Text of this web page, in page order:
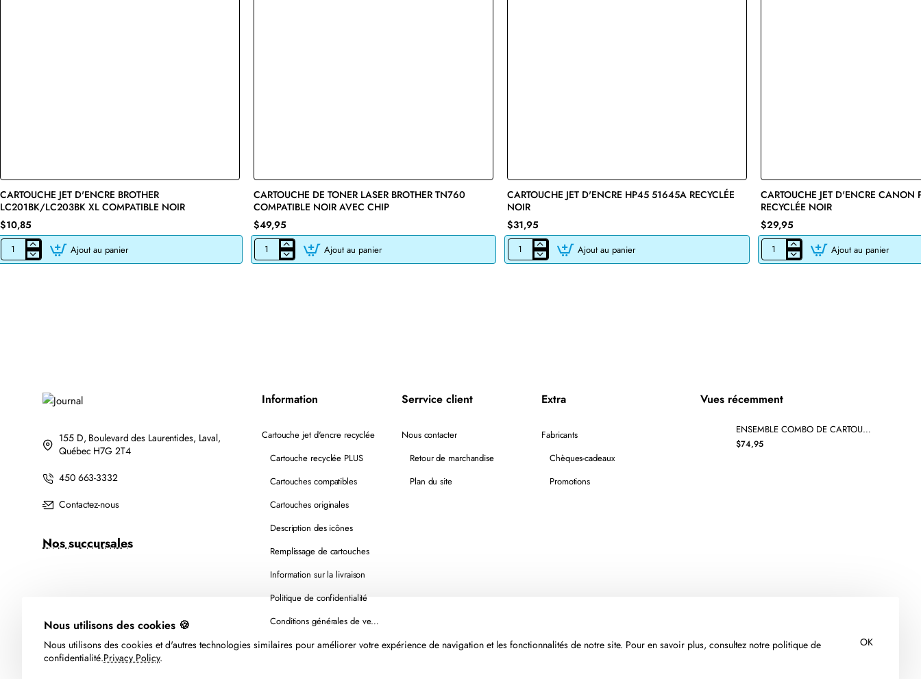
Nous utilisons des cookies 🍪
Nous utilisons des cookies et d'autres technologies similaires pour améliorer votre expérience de navigation et les fonctionnalités de notre site. Pour en savoir plus, consultez notre politique de
confidentialité.Privacy Policy.
OK
CARTOUCHE JET D'ENCRE BROTHER
LC201BK/LC203BK XL COMPATIBLE NOIR
$10,85
CARTOUCHE
JET
Ajout au panier
🔥 Bestseller
CARTOUCHE DE TONER LASER BROTHER TN760
COMPATIBLE NOIR AVEC CHIP
$49,95
CARTOUCHE
DE
Ajout au panier
🔥 Bestseller
CARTOUCHE JET D'ENCRE HP45 51645A RECYCLÉE
NOIR
$31,95
CARTOUCHE
JET
Ajout au panier
CARTOUCHE JET D'ENCRE CANON
RECYCLÉE NOIR
$29,95
CARTOUCHE
JET
Ajout au panier
155 D, Boulevard des Laurentides, Laval,
Québec H7G 2T4
450 663-3332
Contactez-nous
Nos succursales
Information
Cartouche jet d'encre recyclée
Cartouche recyclée PLUS
Cartouches compatibles
Cartouches originales
Description des icônes
Remplissage de cartouches
Information sur la livraison
Politique de confidentialité
Conditions générales de vente
Serrvice client
Nous contacter
Retour de marchandise
Plan du site
Extra
Fabricants
Chèques-cadeaux
Promotions
Vues récemment
ENSEMBLE COMBO DE CARTOUCHE JET D'ENCRE HP952XL BK/C/M/Y RECYCLÉE NOIR/CYAN/MAGENTA/JAUNE
$74,95